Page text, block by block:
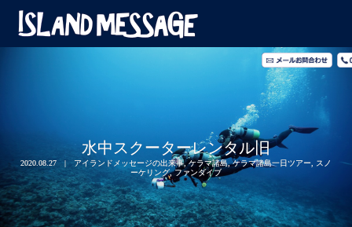
水中スクーターレンタル旧
2020.08.27 アイランドメッセージの出来事,ケラマ諸島,ケラマ諸島一日ツアー
スノ
ーケリング,ファンダイブ